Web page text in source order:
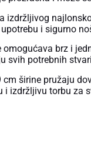
izdržljivog
i sigurno
brz i
svih potrebnih
širine pružaju
izdržljivu torbu za